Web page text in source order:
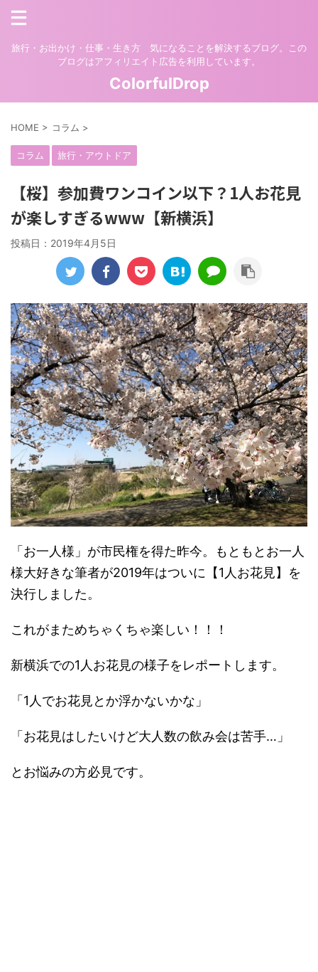
旅行・お出かけ・仕事・生き方 気になることを解決するブログ。この
ブログはアフィリエイト広告を利用しています。
ColorfulDrop
HOME > コラム >
コラム 旅行・アウトドア
【桜】参加費ワンコイン以下？1人お花見
が楽しすぎるwww【新横浜】
投稿日： 2019年4月5日
「お一人様」が市民権を得た昨今。もともとお一人
様大好きな筆者が2019年はついに【1人お花見】を
決行しました。
これがまためちゃくちゃ楽しい！！！
新横浜での1人お花見の様子をレポートします。
「1人でお花見とか浮かないかな」
「お花見はしたいけど大人数の飲み会は苦手…」
とお悩みの方必見です。